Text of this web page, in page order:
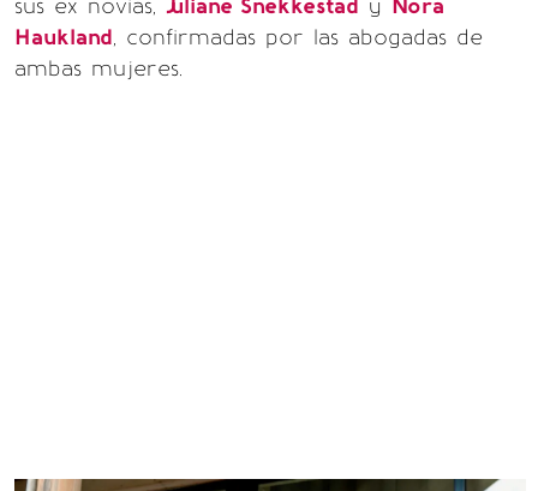
sus ex novias, Juliane Snekkestad y Nora
Haukland, confirmadas por las abogadas de
ambas mujeres.